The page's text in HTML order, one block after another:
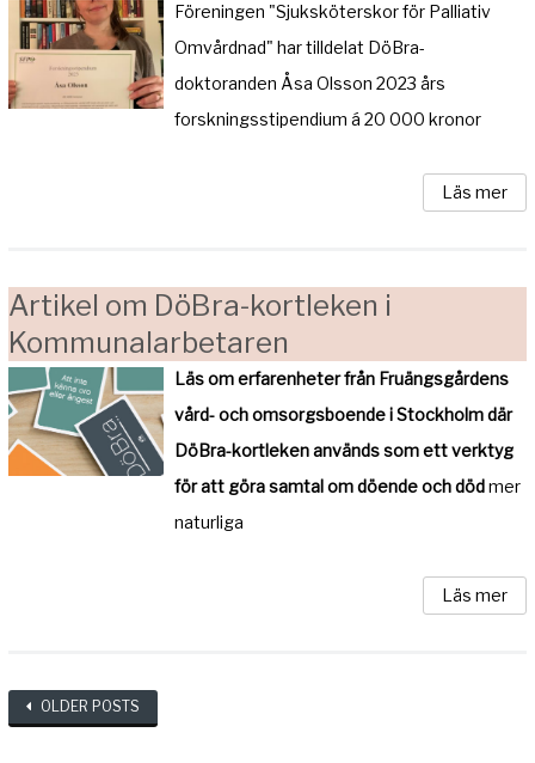
Föreningen "Sjuksköterskor för Palliativ
Omvårdnad" har tilldelat DöBra-
doktoranden Åsa Olsson 2023 års
forskningsstipendium á 20 000 kronor
Läs mer
Artikel om DöBra-kortleken i
Kommunalarbetaren
Läs om erfarenheter från Fruängsgårdens
vård- och omsorgsboende i Stockholm där
DöBra-kortleken används som ett verktyg
för att göra samtal om döende och dödmer
naturliga
Läs mer
Posts
OLDER POSTS